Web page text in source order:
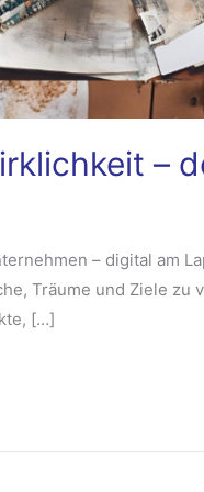
–
– digital am
Träume und Ziele
[…]